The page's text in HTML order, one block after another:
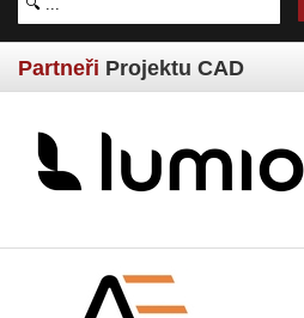
Partneři Projektu CAD